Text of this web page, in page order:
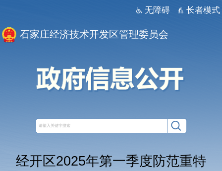
无障碍 长者模式
石家庄经济技术开发区管理委员会
经开区2025年第一季度防范重特